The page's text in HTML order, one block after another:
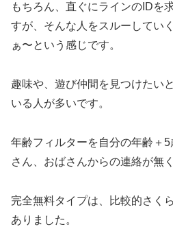
もちろん、直ぐにラインのIDを
すが、そんな人をスルーしてい
ぁ〜という感じです。
趣味や、遊び仲間を見つけたい
いる人が多いです。
年齢フィルターを自分の年齢＋
さん、おばさんからの連絡が無
完全無料タイプは、比較的さく
ありました。